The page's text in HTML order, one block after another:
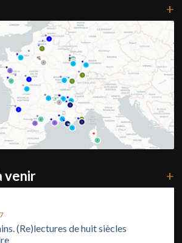
+
venir +
(Re)lectures de huit siècles